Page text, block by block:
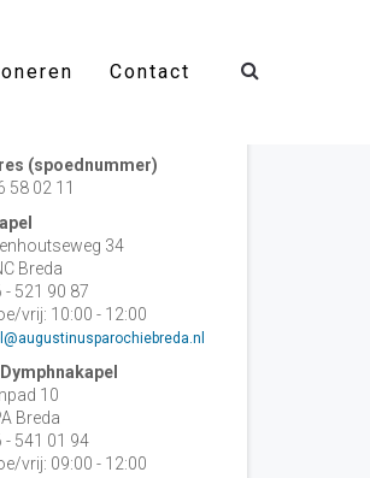
Contact
(spoednummer)
58 02 11
34
Breda
- 521 90 87
vrij: 10:00 - 12:00
10
Breda
- 541 01 94
vrij: 09:00 - 12:00